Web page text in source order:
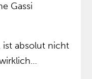
Gassi
ist absolut nicht